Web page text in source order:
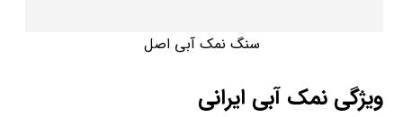
سنگ نمک آبی اصل
ویژگی نمک آبی ایرانی